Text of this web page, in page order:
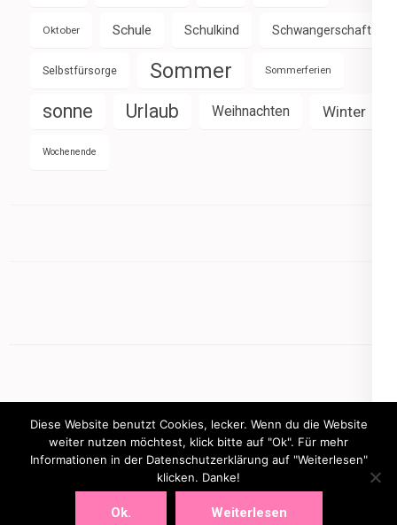
Oktober Schule Schulkind Schwangerschaft
Selbstfürsorge Sommer Sommerferien
sonne Urlaub Weihnachten Winter
Wochenende
mamasbusiness.de
Diese Website benutzt Cookies, lecker. Wenn du die Website
weiter nutzen möchtest, klick bitte auf "Ok". Für mehr
Informationen in der Datenschutzerklärung auf "Weiterlesen"
klicken. Danke!
Ok. Weiterlesen